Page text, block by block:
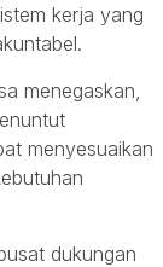
kerja yang
menegaskan,
menyesuaikan
dukungan